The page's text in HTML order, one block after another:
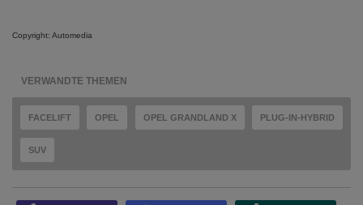
Copyright: Automedia
VERWANDTE THEMEN
FACELIFT OPEL OPEL GRANDLAND X PLUG-IN-HYBRID
SUV